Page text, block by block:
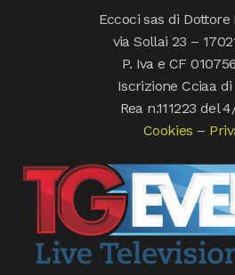
Eccoci sas di Dottore
via Sollai 23 –
P. Iva e CF
Iscrizione Cciaa di
Rea n.111223 del
Cookies –